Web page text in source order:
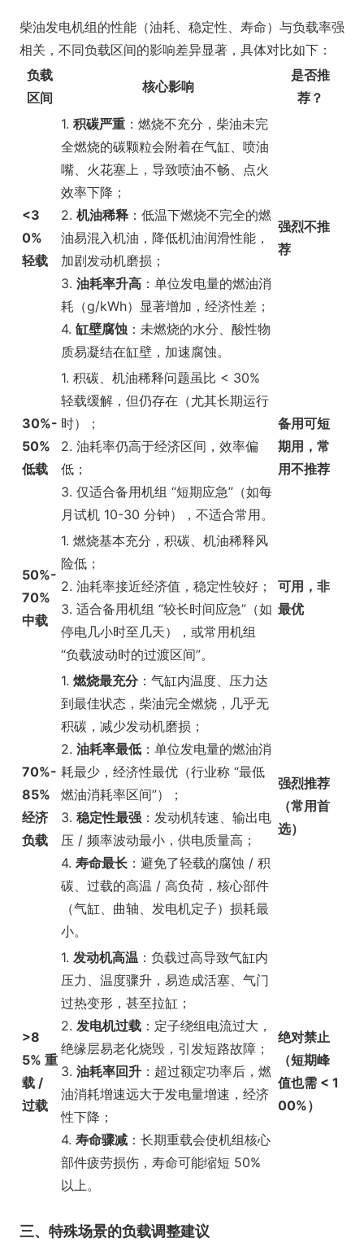
柴油发电机组的性能（油耗、稳定性、寿命）与负载率强
相关，不同负载区间的影响差异显著，具体对比如下：
负载
区间
核心影响
是否推
荐？
<3
0%
轻载
1. 积碳严重 ：燃烧不充分，柴油未完
全燃烧的碳颗粒会附着在气缸、喷油
嘴、火花塞上，导致喷油不畅、点火
效率下降；
2. 机油稀释 ：低温下燃烧不完全的燃
油易混入机油，降低机油润滑性能，
加剧发动机磨损；
3. 油耗率升高 ：单位发电量的燃油消
耗（g/kWh）显著增加，经济性差；
4. 缸壁腐蚀 ：未燃烧的水分、酸性物
质易凝结在缸壁，加速腐蚀。
强烈不推
荐
30%-
50%
低载
1. 积碳、机油稀释问题虽比 < 30%
轻载缓解，但仍存在（尤其长期运行
时）；
2. 油耗率仍高于经济区间，效率偏
低；
3. 仅适合备用机组 “短期应急”（如每
月试机 10-30 分钟），不适合常用。
备用可短
期用，常
用不推荐
50%-
70%
中载
1. 燃烧基本充分，积碳、机油稀释风
险低；
2. 油耗率接近经济值，稳定性较好；
3. 适合备用机组 “较长时间应急”（如
停电几小时至几天），或常用机组
“负载波动时的过渡区间”。
可用，非
最优
70%-
85%
经济
负载
1. 燃烧最充分：气缸内温度、压力达
到最佳状态，柴油完全燃烧，几乎无
积碳，减少发动机磨损；
2. 油耗率最低 ：单位发电量的燃油消
耗最少，经济性最优（行业称 “最低
燃油消耗率区间”）；
3. 稳定性最强 ：发动机转速、输出电
压 / 频率波动最小，供电质量高；
4. 寿命最长 ：避免了轻载的腐蚀 / 积
碳、过载的高温 / 高负荷，核心部件
（气缸、曲轴、发电机定子）损耗最
小。
强烈推荐
（常用首
选）
>8
5% 重
载 /
过载
1. 发动机高温 ：负载过高导致气缸内
压力、温度骤升，易造成活塞、气门
过热变形，甚至拉缸；
2. 发电机过载 ：定子绕组电流过大，
绝缘层易老化烧毁，引发短路故障；
3. 油耗率回升 ：超过额定功率后，燃
油消耗增速远大于发电量增速，经济
性下降；
4. 寿命骤减 ：长期重载会使机组核心
部件疲劳损伤，寿命可能缩短 50%
以上。
绝对禁止
（短期峰
值也需 < 1
00%）
三、特殊场景的负载调整建议